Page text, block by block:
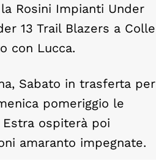
Rosini Impianti Under
13 Trail Blazers a Colle
con Lucca.
Sabato in trasferta per
pomeriggio le
ospiterà poi
amaranto impegnate.